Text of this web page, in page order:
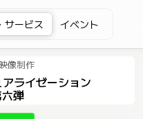
サービス イベント
像制作
ライゼーション
弾